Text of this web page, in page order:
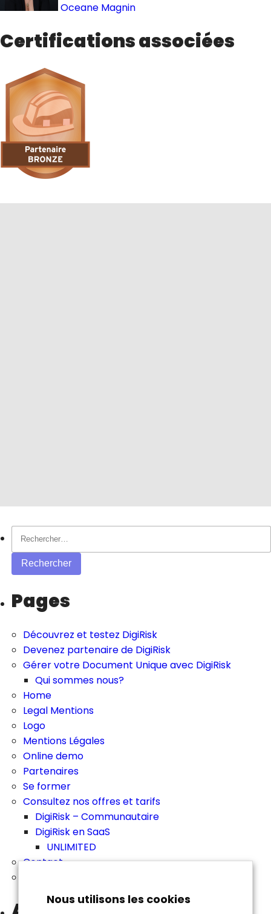
Oceane Magnin
Certifications associées
Rechercher :
Pages
Découvrez et testez DigiRisk
Devenez partenaire de DigiRisk
Gérer votre Document Unique avec DigiRisk
Qui sommes nous?
Home
Legal Mentions
Logo
Mentions Légales
Online demo
Partenaires
Se former
Consultez nos offres et tarifs
DigiRisk – Communautaire
DigiRisk en SaaS
UNLIMITED
Contact
Nous utilisons les cookies